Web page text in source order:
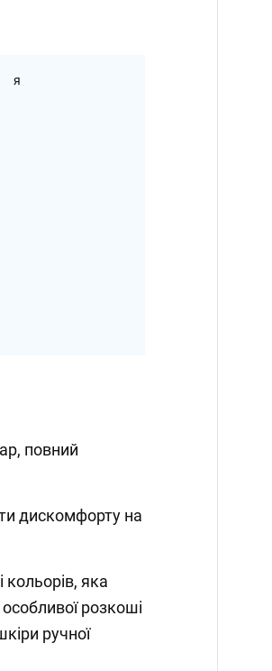
повний
дискомфорту на
кольорів, яка
розкоші
ручної